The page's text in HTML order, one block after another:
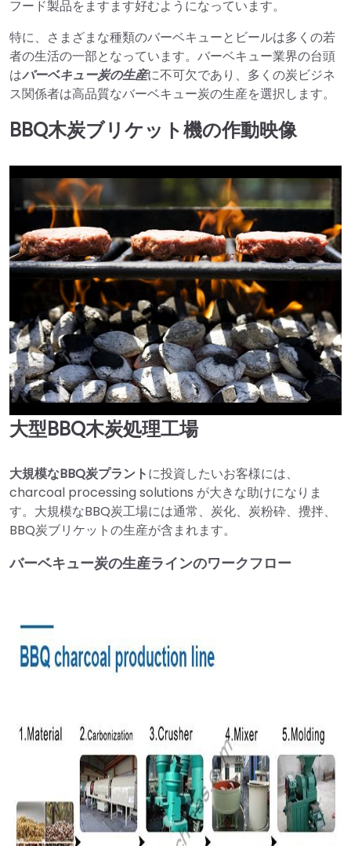
フード製品をますます好むようになっています。
特に、さまざまな種類のバーベキューとビールは多くの若
者の生活の一部となっています。バーベキュー業界の台頭
はバーベキュー炭の生産に不可欠であり、多くの炭ビジネ
ス関係者は高品質なバーベキュー炭の生産を選択します。
BBQ木炭ブリケット機の作動映像
►
大型BBQ木炭処理工場
大規模なBBQ炭プラントに投資したいお客様には、
charcoal processing solutions が大きな助けになりま
す。大規模なBBQ炭工場には通常、炭化、炭粉砕、攪拌、
BBQ炭ブリケットの生産が含まれます。
バーベキュー炭の生産ラインのワークフロー